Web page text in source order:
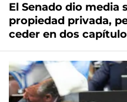
El Senado dio media
propiedad privada,
ceder en dos